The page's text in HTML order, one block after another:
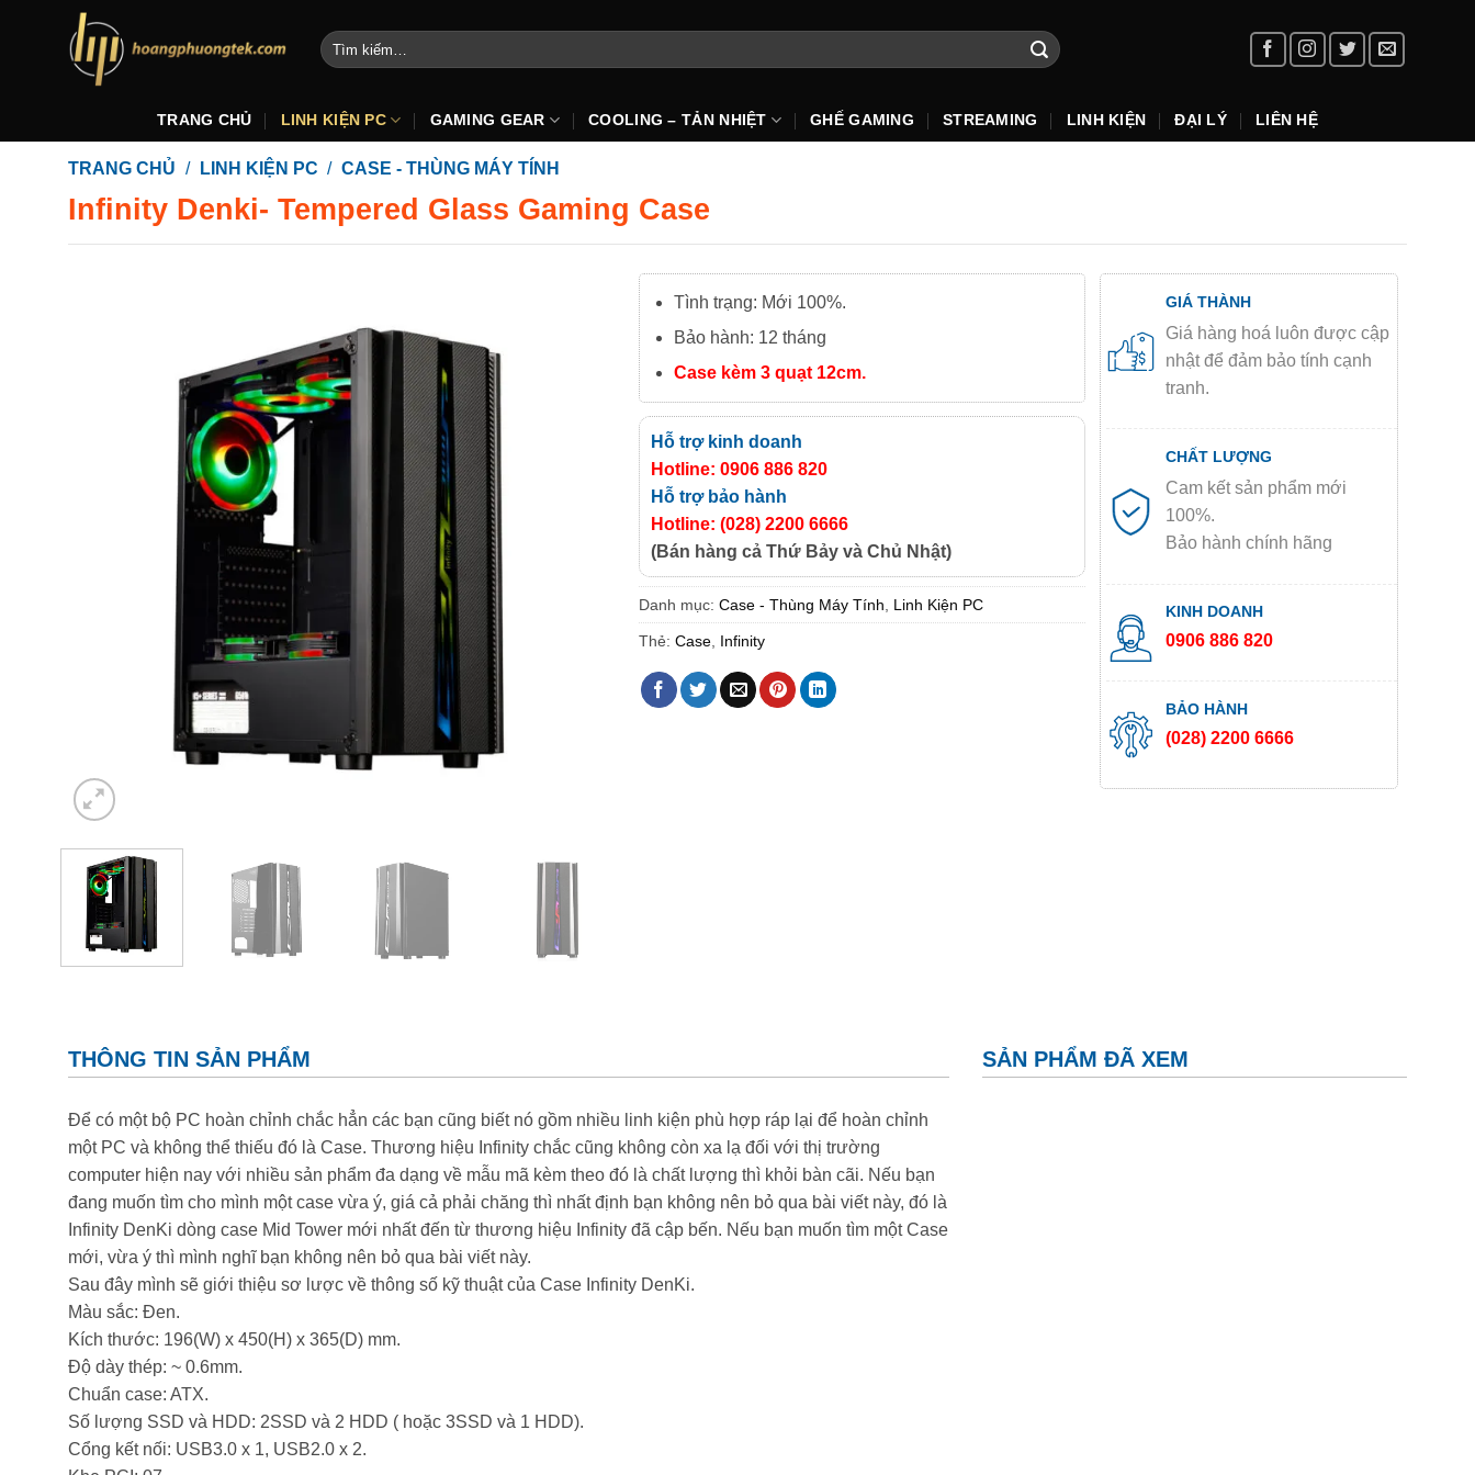
Tìm
kiếm:
TRANG CHỦ LINH KIỆN PC GAMING GEAR COOLING – TẢN NHIỆT GHẾ GAMING STREAMING LINH KIỆN ĐẠI LÝ LIÊN HỆ
TRANG CHỦ / LINH KIỆN PC / CASE - THÙNG MÁY TÍNH
Infinity Denki- Tempered Glass Gaming Case
Tình trạng: Mới 100%.
Bảo hành: 12 tháng
Case kèm 3 quạt 12cm.
Hỗ trợ kinh doanh
Hotline: 0906 886 820
Hỗ trợ bảo hành
Hotline: (028) 2200 6666
(Bán hàng cả Thứ Bảy và Chủ Nhật)
Danh mục:Case - Thùng Máy Tính Linh Kiện PC
Thẻ:Case Infinity
GIÁ THÀNH
Giá hàng hoá luôn được cập
nhật để đảm bảo tính cạnh
tranh.
CHẤT LƯỢNG
Cam kết sản phẩm mới
100%.
Bảo hành chính hãng
KINH DOANH
0906 886 820
BẢO HÀNH
(028) 2200 6666
THÔNG TIN SẢN PHẨM
Để có một bộ PC hoàn chỉnh chắc hẳn các bạn cũng biết nó gồm nhiều linh kiện phù hợp ráp lại để hoàn chỉnh
một PC và không thể thiếu đó là Case. Thương hiệu Infinity chắc cũng không còn xa lạ đối với thị trường
computer hiện nay với nhiều sản phẩm đa dạng về mẫu mã kèm theo đó là chất lượng thì khỏi bàn cãi. Nếu bạn
đang muốn tìm cho mình một case vừa ý, giá cả phải chăng thì nhất định bạn không nên bỏ qua bài viết này, đó là
Infinity DenKi dòng case Mid Tower mới nhất đến từ thương hiệu Infinity đã cập bến. Nếu bạn muốn tìm một Case
mới, vừa ý thì mình nghĩ bạn không nên bỏ qua bài viết này.
Sau đây mình sẽ giới thiệu sơ lược về thông số kỹ thuật của Case Infinity DenKi.
Màu sắc: Đen.
Kích thước: 196(W) x 450(H) x 365(D) mm.
Độ dày thép: ~ 0.6mm.
Chuẩn case: ATX.
Số lượng SSD và HDD: 2SSD và 2 HDD ( hoặc 3SSD và 1 HDD).
Cổng kết nối: USB3.0 x 1, USB2.0 x 2.
SẢN PHẨM ĐÃ XEM